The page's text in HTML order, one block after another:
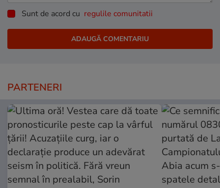
Sunt de acord cu regulile comunitatii
PARTENERI